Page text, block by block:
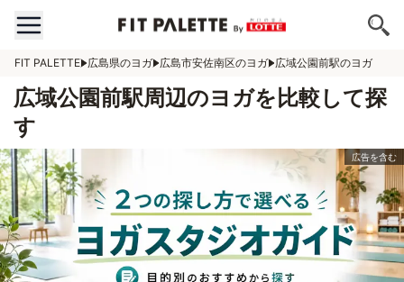
FIT PALETTE 広島県のヨガ 広島市安佐南区のヨガ 広域公園前駅のヨガ
広域公園前駅周辺のヨガを比較して探
す